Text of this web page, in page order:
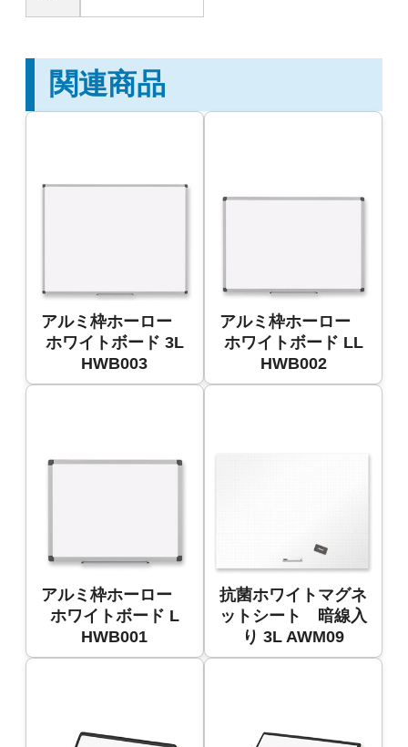
関連商品
アルミ枠ホーロー
ホワイトボード 3L
HWB003
アルミ枠ホーロー
ホワイトボード LL
HWB002
アルミ枠ホーロー
ホワイトボード L
HWB001
抗菌ホワイトマグネ
ットシート 暗線入
り 3L AWM09